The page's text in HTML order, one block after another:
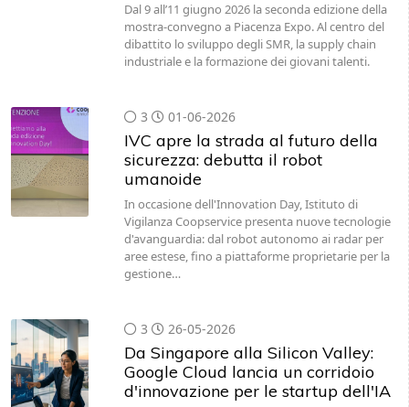
Dal 9 all’11 giugno 2026 la seconda edizione della
mostra-convegno a Piacenza Expo. Al centro del
dibattito lo sviluppo degli SMR, la supply chain
industriale e la formazione dei giovani talenti.
3 01-06-2026
IVC apre la strada al futuro della
sicurezza: debutta il robot
umanoide
In occasione dell'Innovation Day, Istituto di
Vigilanza Coopservice presenta nuove tecnologie
d'avanguardia: dal robot autonomo ai radar per
aree estese, fino a piattaforme proprietarie per la
gestione…
3 26-05-2026
Da Singapore alla Silicon Valley:
Google Cloud lancia un corridoio
d'innovazione per le startup dell'IA